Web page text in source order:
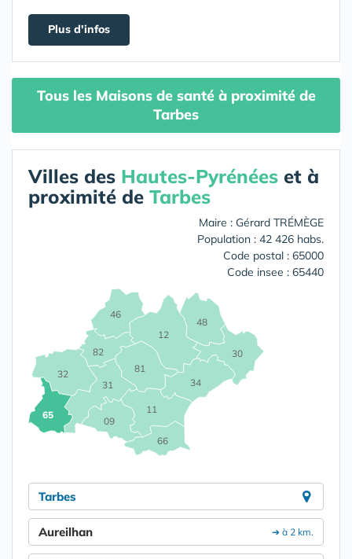
Plus d'infos
Tous les Maisons de santé à proximité de
Tarbes
Villes des Hautes-Pyrénées et à
proximité de Tarbes
Maire : Gérard TRÉMÈGE
Population : 42 426 habs.
Code postal : 65000
Code insee : 65440
09
11
12
30
31
32
34
46
48
65
66
81
82
Tarbes
➔ à 2 km.
Aureilhan